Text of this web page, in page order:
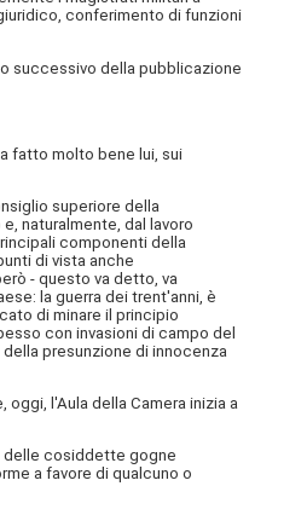
conferimento di funzioni
successivo della pubblicazione
fatto molto bene lui, sui
superiore della
naturalmente, dal lavoro
componenti della
di vista anche
- questo va detto, va
la guerra dei trent'anni, è
di minare il principio
con invasioni di campo del
presunzione di innocenza
l'Aula della Camera inizia a
delle cosiddette gogne
a favore di qualcuno o